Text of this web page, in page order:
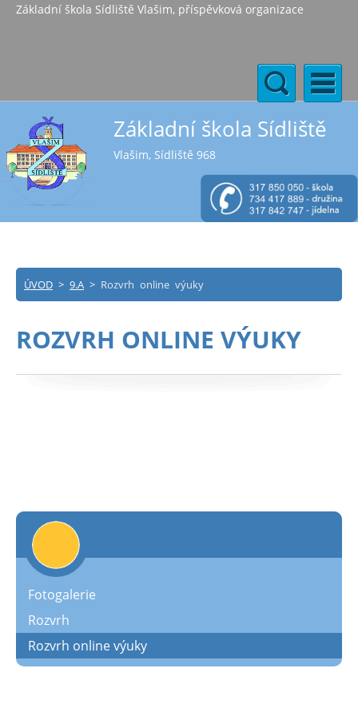
Základní škola Sídliště Vlašim, příspěvková organizace
Základní škola Sídliště
Vlašim, Sídliště 968
ÚVOD > 9.A > Rozvrh online výuky
ROZVRH ONLINE VÝUKY
Fotogalerie
Rozvrh
Rozvrh online výuky